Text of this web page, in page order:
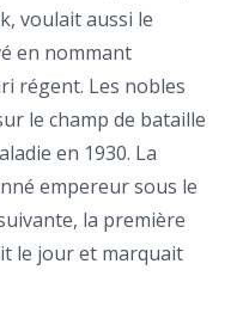
voulait aussi le
en nommant
régent. Les nobles
le champ de bataille
en 1930. La
empereur sous le
la première
le jour et marquait